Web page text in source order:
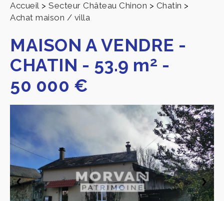
Accueil > Secteur Château Chinon > Chatin >
Achat maison / villa
MAISON A VENDRE -
CHATIN - 53.9 m2 -
50 000 €